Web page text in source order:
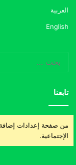
العربية
English
تابعنا
من صفحة إعدادات إضافة
الإجتماعية.